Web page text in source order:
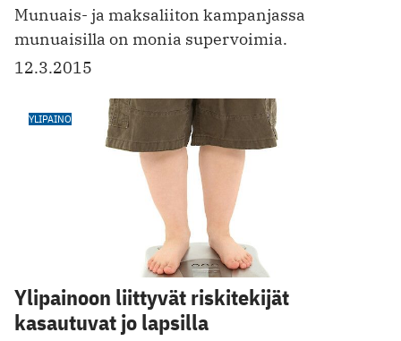
Munuais- ja maksaliiton kampanjassa
munuaisilla on monia supervoimia.
12.3.2015
YLIPAINO
Ylipainoon liittyvät riskitekijät
kasautuvat jo lapsilla